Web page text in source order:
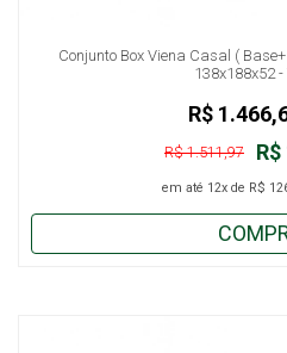
Conjunto Box Viena Casal (
138x188x52
R$ 1.511,97
em até 12x de R$
R$